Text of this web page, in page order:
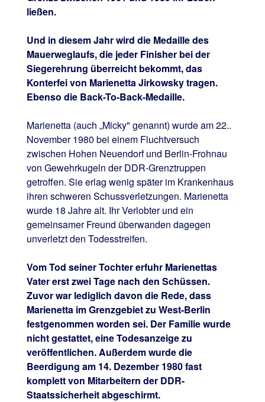
ließen.
Und in diesem Jahr wird die Medaille des
Mauerweglaufs, die jeder Finisher bei der
Siegerehrung überreicht bekommt, das
Konterfei von Marienetta Jirkowsky tragen.
Ebenso die Back-To-Back-Medaille.
Marienetta (auch „Micky" genannt) wurde am 22..
November 1980 bei einem Fluchtversuch
zwischen Hohen Neuendorf und Berlin-Frohnau
von Gewehrkugeln der DDR-Grenztruppen
getroffen. Sie erlag wenig später im Krankenhaus
ihren schweren Schussverletzungen. Marienetta
wurde 18 Jahre alt. Ihr Verlobter und ein
gemeinsamer Freund überwanden dagegen
unverletzt den Todesstreifen.
Vom Tod seiner Tochter erfuhr Marienettas
Vater erst zwei Tage nach den Schüssen.
Zuvor war lediglich davon die Rede, dass
Marienetta im Grenzgebiet zu West-Berlin
festgenommen worden sei. Der Familie wurde
nicht gestattet, eine Todesanzeige zu
veröffentlichen. Außerdem wurde die
Beerdigung am 14. Dezember 1980 fast
komplett von Mitarbeitern der DDR-
Staatssicherheit abgeschirmt.